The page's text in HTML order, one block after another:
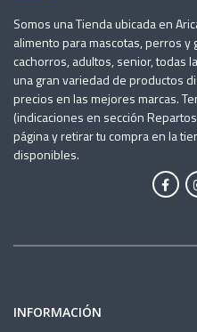
Somos una Tienda ubicada en
alimento para mascotas, perros y
cachorros, adultos, senior, todas
una gran variedad de productos
precios en las mejores marcas.
(indicaciones en sección
página y retirar tu compra en la
disponibles.
INFORMACIÓN